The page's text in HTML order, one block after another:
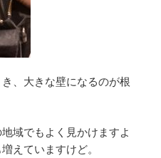
、大きな壁になるのが根
域でもよく見かけますよ
えていますけど。